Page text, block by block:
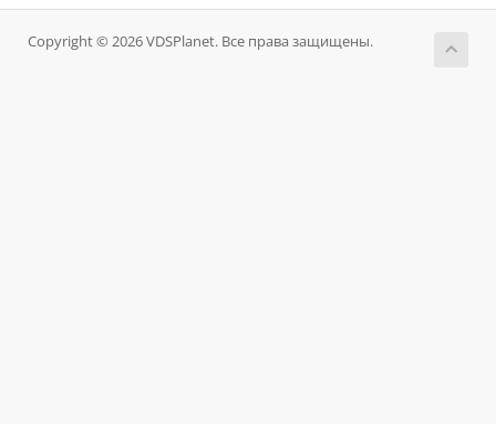
Copyright © 2026 VDSPlanet. Все права защищены.